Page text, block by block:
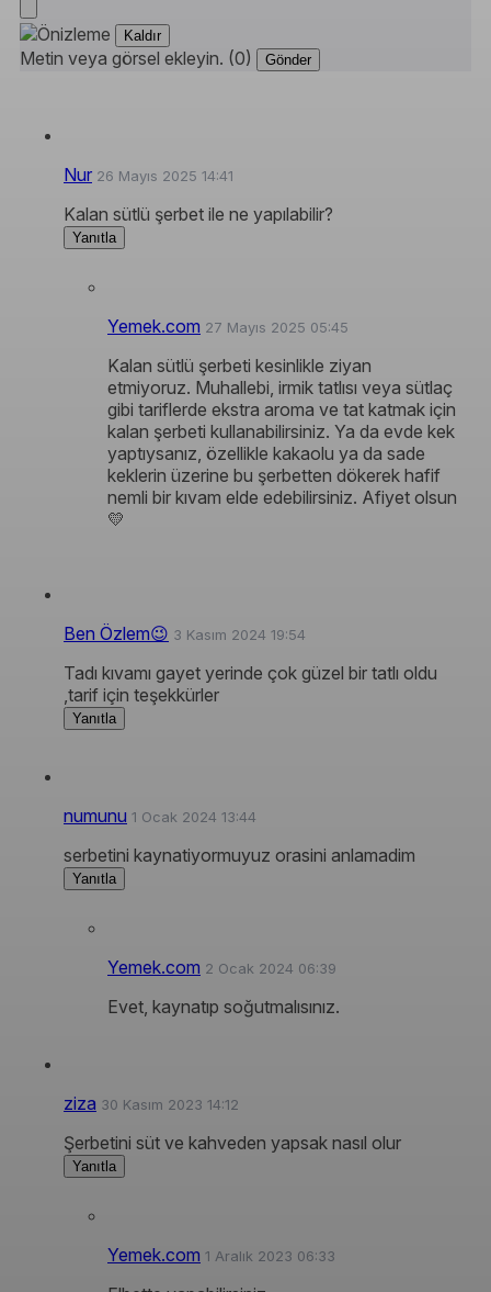
Kaldır
Metin veya görsel ekleyin. (0) Gönder
Nur 26 Mayıs 2025 14:41
Kalan sütlü şerbet ile ne yapılabilir?
Yanıtla
Yemek.com 27 Mayıs 2025 05:45
Kalan sütlü şerbeti kesinlikle ziyan
etmiyoruz. Muhallebi, irmik tatlısı veya sütlaç
gibi tariflerde ekstra aroma ve tat katmak için
kalan şerbeti kullanabilirsiniz. Ya da evde kek
yaptıysanız, özellikle kakaolu ya da sade
keklerin üzerine bu şerbetten dökerek hafif
nemli bir kıvam elde edebilirsiniz. Afiyet olsun
💛
Ben Özlem😉 3 Kasım 2024 19:54
Tadı kıvamı gayet yerinde çok güzel bir tatlı oldu
,tarif için teşekkürler
Yanıtla
numunu 1 Ocak 2024 13:44
serbetini kaynatiyormuyuz orasini anlamadim
Yanıtla
Yemek.com 2 Ocak 2024 06:39
Evet, kaynatıp soğutmalısınız.
ziza 30 Kasım 2023 14:12
Şerbetini süt ve kahveden yapsak nasıl olur
Yanıtla
Yemek.com 1 Aralık 2023 06:33